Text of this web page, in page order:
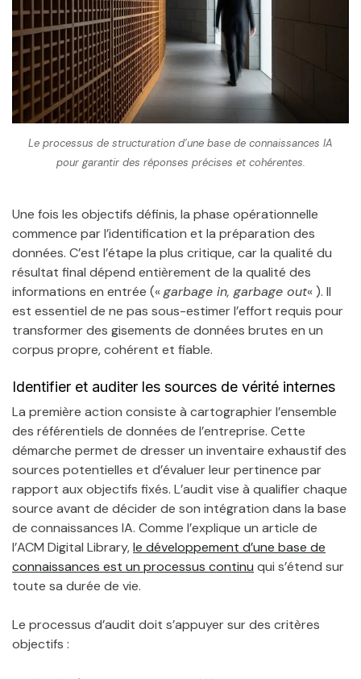
Le processus de structuration d’une base de connaissances IA
pour garantir des réponses précises et cohérentes.
Une fois les objectifs définis, la phase opérationnelle
commence par l’identification et la préparation des
données. C’est l’étape la plus critique, car la qualité du
résultat final dépend entièrement de la qualité des
informations en entrée («garbage in, garbage out« ). Il
est essentiel de ne pas sous-estimer l’effort requis pour
transformer des gisements de données brutes en un
corpus propre, cohérent et fiable.
Identifier et auditer les sources de vérité internes
La première action consiste à cartographier l’ensemble
des référentiels de données de l’entreprise. Cette
démarche permet de dresser un inventaire exhaustif des
sources potentielles et d’évaluer leur pertinence par
rapport aux objectifs fixés. L’audit vise à qualifier chaque
source avant de décider de son intégration dans la base
de connaissances IA. Comme l’explique un article de
l’ACM Digital Library,le développement d’une base de
connaissances est un processus continu qui s’étend sur
toute sa durée de vie.
Le processus d’audit doit s’appuyer sur des critères
objectifs :